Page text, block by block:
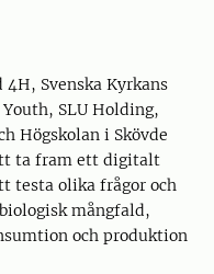
Svenska Kyrkans
Youth, SLU Holding,
Högskolan i Skövde
ta fram ett digitalt
testa olika frågor och
mångfald,
och produktion